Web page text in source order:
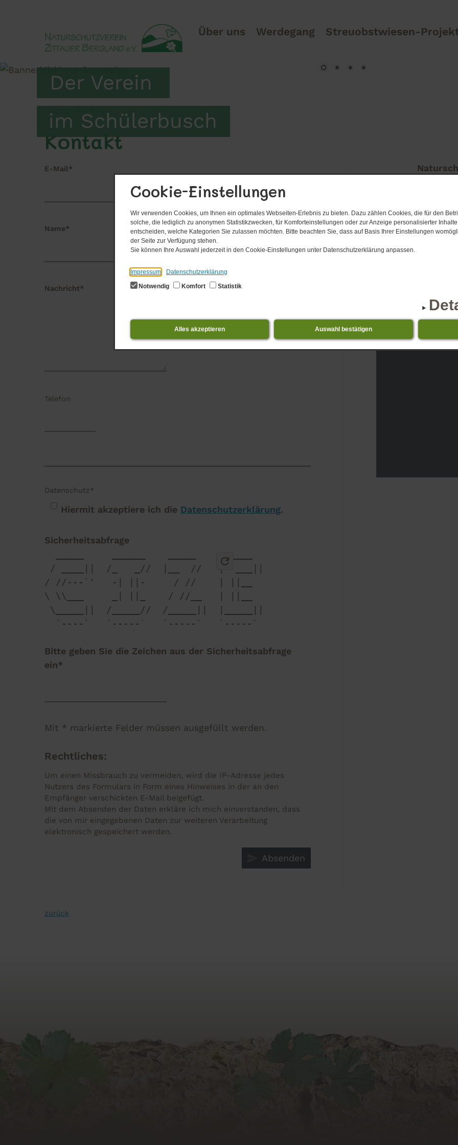
Cookie-Einstellungen
Wir verwenden Cookies, um Ihnen ein optimales Webseiten-Erlebnis zu bieten. Dazu zählen Cookies, die für den
solche, die lediglich zu anonymen Statistikzwecken, für Komforteinstellungen oder zur Anzeige personalisierter
entscheiden, welche Kategorien Sie zulassen möchten. Bitte beachten Sie, dass auf Basis Ihrer Einstellungen
der Seite zur Verfügung stehen.
Sie können Ihre Auswahl jederzeit in den Cookie-Einstellungen unter Datenschutzerklärung anpassen.
Impressum
Datenschutzerklärung
Notwendig
Komfort Statistik
Alles akzeptieren Auswahl bestätigen
Über uns Werdegang Streuobstwiesen-
Der Verein
im Schülerbusch
Kontakt
Klicken Sie
Beim Aufruf
E-Mail*
Name*
Nachricht*
Telefon
Datenschutz*
Hiermit akzeptiere ich die Datenschutzerklärung.
Sicherheitsabfrage
/ ____||  /_   _//  |__  //   |  ___||
/ //---`'   -| ||-     / //    | ||__
\ \\___     _| ||_    / //__   | ||__
\_____||  /_____//  /_____||  |_____||
  `----`   `-----`   `-----`   `-----`
refresh
Bitte geben Sie die Zeichen aus der Sicherheitsabfrage
ein*
Mit * markierte Felder müssen ausgefüllt werden.
Rechtliches:
Um einen Missbrauch zu vermeiden, wird die IP-Adresse jedes
Nutzers des Formulars in Form eines Hinweises in der an den
Empfänger verschickten E-Mail beigefügt.
Mit dem Absenden der Daten erkläre ich mich einverstanden, dass
die von mir eingegebenen Daten zur weiteren Verarbeitung
elektronisch gespeichert werden.
zurück